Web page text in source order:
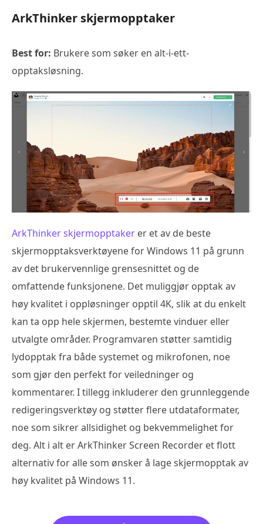
ArkThinker skjermopptaker
Best for: Brukere som søker en alt-i-ett-
opptaksløsning.
ArkThinker skjermopptaker er et av de beste
skjermopptaksverktøyene for Windows 11 på grunn
av det brukervennlige grensesnittet og de
omfattende funksjonene. Det muliggjør opptak av
høy kvalitet i oppløsninger opptil 4K, slik at du enkelt
kan ta opp hele skjermen, bestemte vinduer eller
utvalgte områder. Programvaren støtter samtidig
lydopptak fra både systemet og mikrofonen, noe
som gjør den perfekt for veiledninger og
kommentarer. I tillegg inkluderer den grunnleggende
redigeringsverktøy og støtter flere utdataformater,
noe som sikrer allsidighet og bekvemmelighet for
deg. Alt i alt er ArkThinker Screen Recorder et flott
alternativ for alle som ønsker å lage skjermopptak av
høy kvalitet på Windows 11.